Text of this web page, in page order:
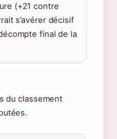
(+21 contre
s’avérer décisif
final de la
du classement